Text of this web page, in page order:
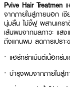
Pvive Hair Treatmen
จากภายในสู่ภายนอก เ
นุ่มลื่น ไม่ชี้ฟู ผสานเครา
เส้นผมจากมลภาวะ แสง
ถึงแกนผม ลดการเปรา
· แฮร์ทรีทเม้นต์เนื้อครีม
· บำรุงผมจากภายในสู่
· เพิ่มความชุ่มชื้นให้กับเส้